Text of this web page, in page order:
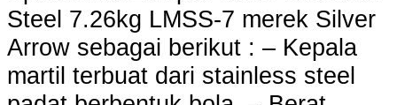
Steel 7.26kg LMSS-7 merek Silver
Arrow sebagai berikut : – Kepala
martil terbuat dari stainless steel